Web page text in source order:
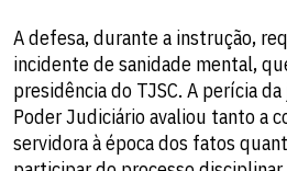
A defesa, durante a instrução,
incidente de sanidade mental,
presidência do TJSC. A perícia
Poder Judiciário avaliou tanto a
servidora à época dos fatos